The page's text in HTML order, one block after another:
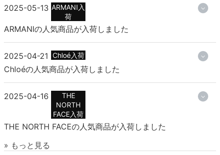
2025-05-13 ARMANI入
荷
ARMANIの人気商品が入荷しました
2025-04-21 Chloé入荷
Chloéの人気商品が入荷しました
2025-04-16
THE
NORTH
FACE入荷
THE NORTH FACEの人気商品が入荷しました
» もっと見る